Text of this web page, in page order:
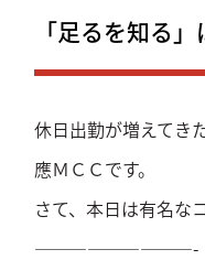
「足るを知る
休日出勤が増えてき
應ＭＣＣです。
さて、本日は有名な
—————————-